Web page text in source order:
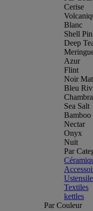
Cerise
Blanc
Shell
Deep
Azur
Flint
Noir Mat
Bleu
Sea Salt
Bamboo
Nectar
Onyx
Nuit
Par
Textiles
kettles
Par Couleur